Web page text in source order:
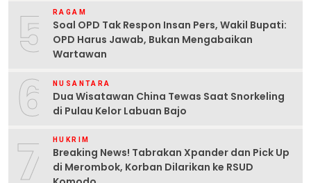
5 RAGAM
Soal OPD Tak Respon Insan Pers, Wakil Bupati:
OPD Harus Jawab, Bukan Mengabaikan
Wartawan
6 NUSANTARA
Dua Wisatawan China Tewas Saat Snorkeling
di Pulau Kelor Labuan Bajo
7 HUKRIM
Breaking News! Tabrakan Xpander dan Pick Up
di Merombok, Korban Dilarikan ke RSUD